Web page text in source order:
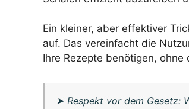
Ein kleiner, aber effektiver
auf. Das vereinfacht die
Ihre Rezepte benötigen,
➤Respekt vor dem Gesetz: